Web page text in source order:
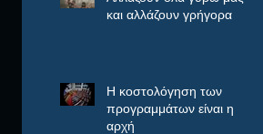
και αλλάζουν γρήγορα
Η κοστολόγηση των
προγραμμάτων είναι η
αρχή